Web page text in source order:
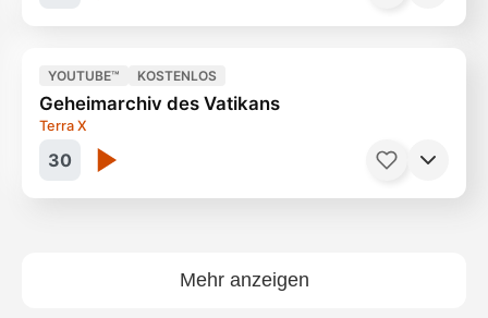
Spuren verlorener Städte
30
YOUTUBE™ KOSTENLOS
Geheimarchiv des Vatikans
Terra X
Papst Pius XII. und der Holocaust
Mehr anzeigen